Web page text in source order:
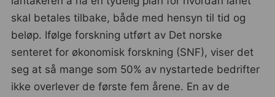
skal betales tilbake, både med hensyn til tid og
beløp. Ifølge forskning utført av Det norske
senteret for økonomisk forskning (SNF), viser det
seg at så mange som 50% av nystartede bedrifter
ikke overlever de første fem årene. En av de